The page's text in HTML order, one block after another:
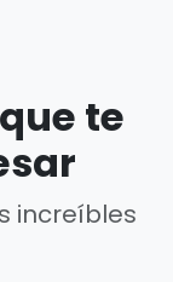
te
increíbles